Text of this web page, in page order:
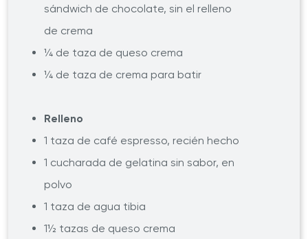
sándwich de chocolate, sin el relleno
de crema
¼ de taza de queso crema
¼ de taza de crema para batir
Relleno
1 taza de café espresso, recién hecho
1 cucharada de gelatina sin sabor, en
polvo
1 taza de agua tibia
1½ tazas de queso crema